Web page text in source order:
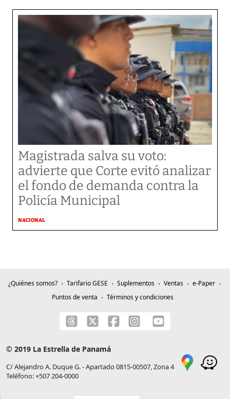
Magistrada salva su voto:
advierte que Corte evitó analizar
el fondo de demanda contra la
Policía Municipal
NACIONAL
¿Quiénes somos? Tarifario GESE Suplementos Ventas
e-Paper
Puntos de venta
Términos y condiciones
© 2019 La Estrella de Panamá
C/ Alejandro A. Duque G. - Apartado 0815-00507, Zona 4
Teléfono: +507 204-0000